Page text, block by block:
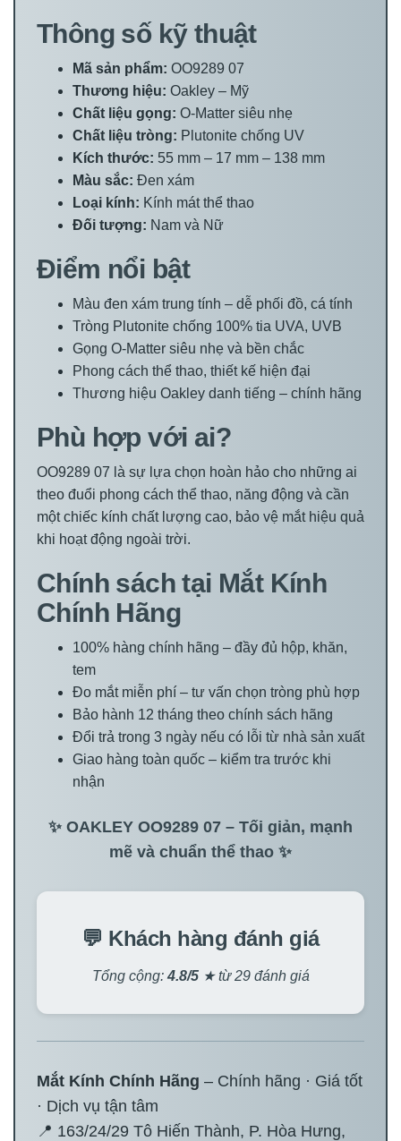
Thông số kỹ thuật
Mã sản phẩm: OO9289 07
Thương hiệu: Oakley – Mỹ
Chất liệu gọng: O-Matter siêu nhẹ
Chất liệu tròng: Plutonite chống UV
Kích thước: 55 mm – 17 mm – 138 mm
Màu sắc: Đen xám
Loại kính: Kính mát thể thao
Đối tượng: Nam và Nữ
Điểm nổi bật
Màu đen xám trung tính – dễ phối đồ, cá tính
Tròng Plutonite chống 100% tia UVA, UVB
Gọng O-Matter siêu nhẹ và bền chắc
Phong cách thể thao, thiết kế hiện đại
Thương hiệu Oakley danh tiếng – chính hãng
Phù hợp với ai?
OO9289 07 là sự lựa chọn hoàn hảo cho những ai
theo đuổi phong cách thể thao, năng động và cần
một chiếc kính chất lượng cao, bảo vệ mắt hiệu quả
khi hoạt động ngoài trời.
Chính sách tại Mắt Kính
Chính Hãng
100% hàng chính hãng – đầy đủ hộp, khăn,
tem
Đo mắt miễn phí – tư vấn chọn tròng phù hợp
Bảo hành 12 tháng theo chính sách hãng
Đổi trả trong 3 ngày nếu có lỗi từ nhà sản xuất
Giao hàng toàn quốc – kiểm tra trước khi
nhận
✨ OAKLEY OO9289 07 – Tối giản, mạnh
mẽ và chuẩn thể thao ✨
💬 Khách hàng đánh giá
Tổng cộng: 4.8/5★ từ 29 đánh giá
Mắt Kính Chính Hãng – Chính hãng · Giá tốt
· Dịch vụ tận tâm
📍 163/24/29 Tô Hiến Thành, P. Hòa Hưng,